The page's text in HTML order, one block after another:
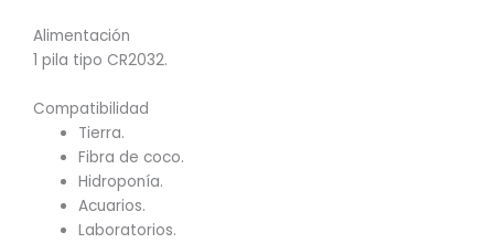
Alimentación
1 pila tipo CR2032.
Compatibilidad
Tierra.
Fibra de coco.
Hidroponía.
Acuarios.
Laboratorios.